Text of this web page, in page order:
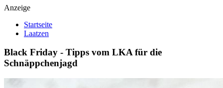
Anzeige
Startseite
Laatzen
Black Friday - Tipps vom LKA für die
Schnäppchenjagd